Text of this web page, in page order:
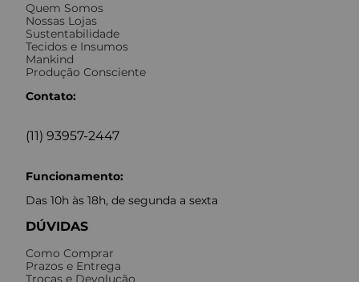
Quem Somos
Nossas Lojas
Sustentabilidade
Tecidos e Insumos
Mankind
Produção Consciente
Contato:
(11) 93957-2447
Funcionamento:
Das 10h às 18h, de segunda a sexta
DÚVIDAS
Como Comprar
Prazos e Entrega
Trocas e Devolução